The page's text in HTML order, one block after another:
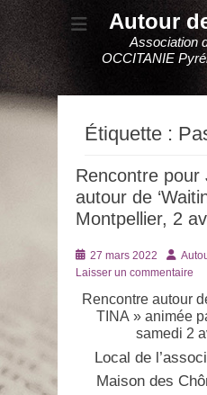
Autour
Association
OCCITANIE
Étiquette :
Rencontre pour
autour de
Montpellier, 2
Posté
le
27 mars 2022 Auteur
Laisser un commentaire
Rencontre autour
TINA » animée
samedi 2
Local de
Maison des